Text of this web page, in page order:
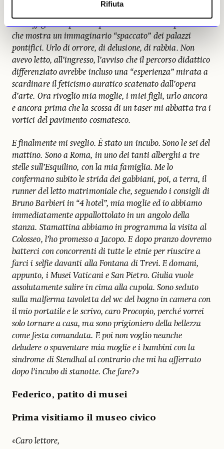
Rifiuta
che raffigura la parete squarciata da un trompe l’oeil
che mostra un immaginario “spaccato” dei palazzi
pontifici. Urlo di orrore, di delusione, di rabbia. Non
avevo letto, all’ingresso, l’avviso che il percorso didattico
differenziato avrebbe incluso una “esperienza” mirata a
scardinare il feticismo auratico scatenato dall’opera
d’arte. Ora rivoglio mia moglie, i miei figli, urlo ancora
e ancora prima che la scossa di un taser mi abbatta tra i
vortici del pavimento cosmatesco.
E finalmente mi sveglio. È stato un incubo. Sono le sei del
mattino. Sono a Roma, in uno dei tanti alberghi a tre
stelle sull’Esquilino, con la mia famiglia. Me lo
confermano subito le strida dei gabbiani, poi, a terra, il
runner del letto matrimoniale che, seguendo i consigli di
Bruno Barbieri in “4 hotel”, mia moglie ed io abbiamo
immediatamente appallottolato in un angolo della
stanza. Stamattina abbiamo in programma la visita al
Colosseo, l’ho promesso a Jacopo. E dopo pranzo dovremo
batterci con concorrenti di tutte le etnie per riuscire a
farci i selfie davanti alla Fontana di Trevi. E domani,
appunto, i Musei Vaticani e San Pietro. Giulia vuole
assolutamente salire in cima alla cupola. Sono seduto
sulla malferma tavoletta del wc del bagno in camera con
il mio portatile e le scrivo, caro Procopio, perché vorrei
solo tornare a casa, ma sono prigioniero della bellezza
come festa comandata. E poi non voglio neanche
deludere o spaventare mia moglie e i bambini con la
sindrome di Stendhal al contrario che mi ha afferrato
dopo l’incubo di stanotte. Che fare?»
Federico, patito di musei
Prima visitiamo il museo civico
«Caro lettore,